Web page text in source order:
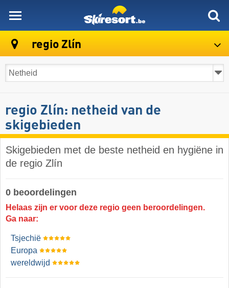
regio Zlín
regio Zlín: netheid van de
skigebieden
Skigebieden met de beste netheid en hygiëne in
de regio Zlín
0 beoordelingen
Helaas zijn er voor deze regio geen beroordelingen.
Ga naar:
Tsjechië
Europa
wereldwijd